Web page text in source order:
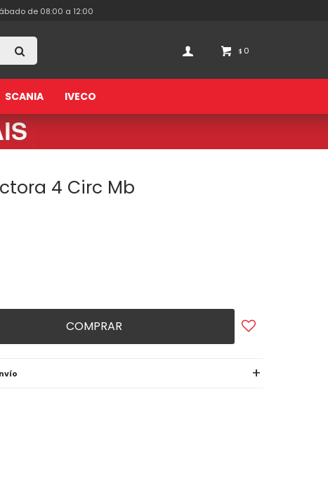
SCANIA IVECO
$ 0
de 08:00 a 12:00
4 Circ Mb
COMPRAR